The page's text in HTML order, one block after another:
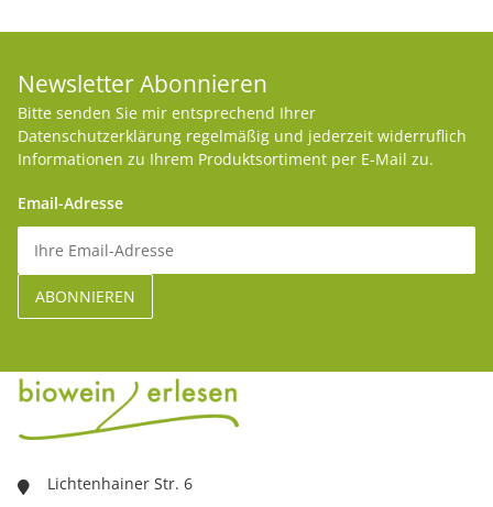
Newsletter Abonnieren
Bitte senden Sie mir entsprechend Ihrer
Datenschutzerklärung regelmäßig und jederzeit widerruflich
Informationen zu Ihrem Produktsortiment per E-Mail zu.
Email-Adresse
Lichtenhainer Str. 6